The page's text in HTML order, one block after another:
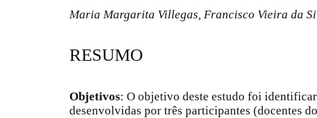
Maria Margarita Villegas, Francisco Vieira da
RESUMO
Objetivos: O objetivo deste estudo foi
desenvolvidas por três participantes (docentes